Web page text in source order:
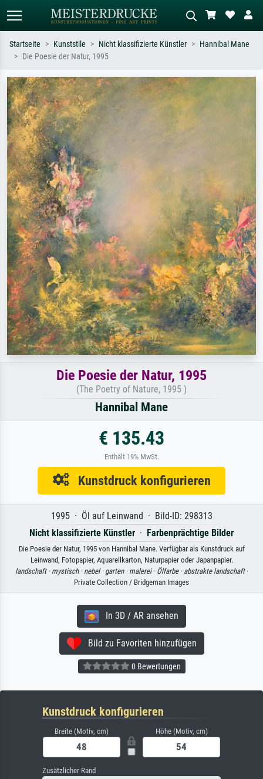
Suchen Sie nach Künstlern, Werktiteln
oder Stilen – z.B. Monet,
Sternennacht, Impressionismus, Welle
Hokusai, Akt.
Beschreiben Sie die Szene – z.B. Grüne
Wiese, Abstrakt mit viel Rot, Dunkles
Ölgemälde, Stehender Akt neben einem
Startseite Kunststile Nicht klassifizierte Künstler
Hannibal Mane
Die Poesie der Natur, 1995
Die Poesie der Natur, 1995
(The Poetry of Nature, 1995 )
Hannibal Mane
€ 135.43
Enthält 19% MwSt.
Kunstdruck konfigurieren
1995 · Öl auf Leinwand · Bild-ID: 298313
Nicht klassifizierte Künstler · Farbenprächtige Bilder
Die Poesie der Natur, 1995 von Hannibal Mane. Verfügbar als Kunstdruck auf
Leinwand, Fotopapier, Aquarellkarton, Naturpapier oder Japanpapier.
landschaft · mystisch · nebel · garten · malerei · Ölfarbe · abstrakte landschaft·
Private Collection / Bridgeman Images
In 3D / AR ansehen
Bild zu Favoriten hinzufügen
0 Bewertungen
Kunstdruck konfigurieren
Breite (Motiv, cm) Höhe (Motiv, cm)
Zusätzlicher Rand